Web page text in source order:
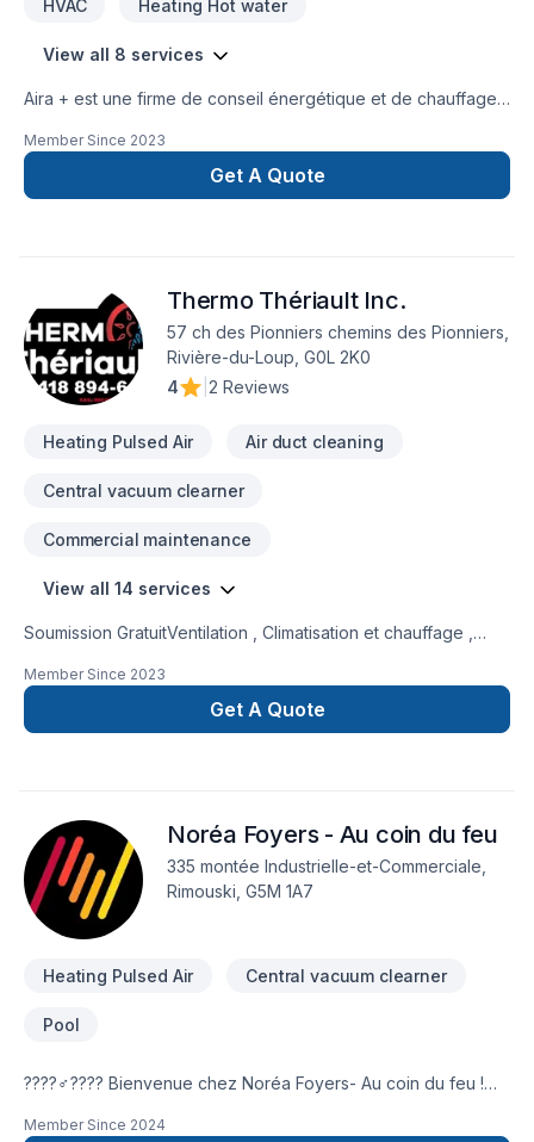
HVAC Heating Hot water
View all 8 services
Aira + est une firme de conseil énergétique et de chauffage /
dans leurs démarches visant à optimiser le rendement
énergétique de leur habitation, nous souhaitons offrir le
meilleur à nos clients. Voilà pourquoi nous misons sur une
prennent en considération les attentes de chaque client en
matière de confort pour mener à terme leur projet.
Member Since 2023
Get A Quote
Thermo Thériault Inc.
57 ch des Pionniers chemins des Pionniers,
Rivière-du-Loup, G0L 2K0
4
2 Reviews
Heating Pulsed Air Air duct cleaning
Central vacuum clearner
Commercial maintenance
View all 14 services
Soumission GratuitVentilation , Climatisation et chauffage ,
des domaine .Vente et installation Thermopompe mural et
centraleVente et installation échangeur d'airVente et
installation aspirateur central Nettoyage de conduit de
Member Since 2023
Get A Quote
Noréa Foyers - Au coin du feu
335 montée Industrielle-et-Commerciale,
Rimouski, G5M 1A7
Heating Pulsed Air Central vacuum clearner
Pool
????‍♂️???? Bienvenue chez Noréa Foyers- Au coin du feu !
avons tout ce dont vous avez besoin pour créer un chez-
Member Since 2024